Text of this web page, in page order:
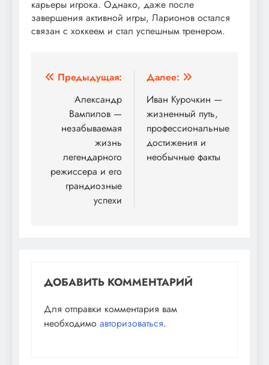
карьеры игрока. Однако, даже после
завершения активной игры, Ларионов остался
связан с хоккеем и стал успешным тренером.
Навигация
записям
Предыдущая:
Александр
Вампилов —
незабываемая
жизнь
легендарного
режиссера и его
грандиозные
успехи
Далее:
Иван Курочкин —
жизненный путь,
профессиональные
достижения и
необычные факты
ДОБАВИТЬ КОММЕНТАРИЙ
Для отправки комментария вам
необходимо авторизоваться.